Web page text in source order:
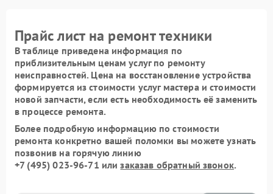
Прайс лист на ремонт техники
В таблице приведена информация по
приблизительным ценам услуг по ремонту
неисправностей. Цена на восстановление устройства
формируется из стоимости услуг мастера и стоимости
новой запчасти, если есть необходимость её заменить
в процессе ремонта.
Более подробную информацию по стоимости
ремонта конкретно вашей поломки вы можете узнать
позвонив на горячую линию
+7 (495) 023-96-71 илизаказав обратный звонок.